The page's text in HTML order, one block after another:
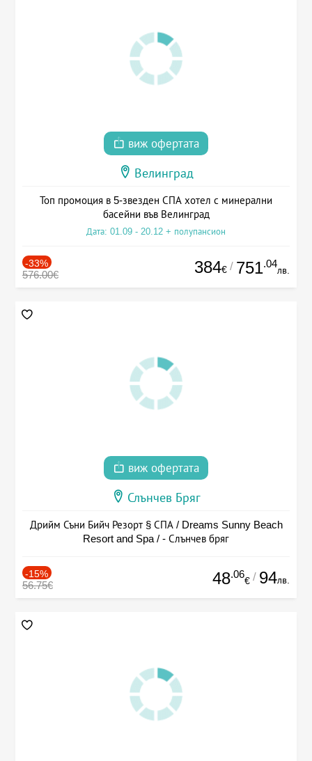
виж офертата
Велинград
Топ промоция в 5-звезден СПА хотел с минерални
басейни във Велинград
Дата: 01.09 - 20.12 + полупансион
-33%
576.00€ 384€ / 751.04
лв.
виж офертата
Слънчев Бряг
Дрийм Съни Бийч Резорт § СПА / Dreams Sunny Beach
Resort and Spa / - Слънчев бряг
-15%
56.75€ 48.06
€ / 94лв.